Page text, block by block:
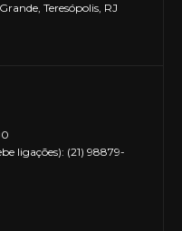
Teresópolis, RJ
ligações): (21) 98879-